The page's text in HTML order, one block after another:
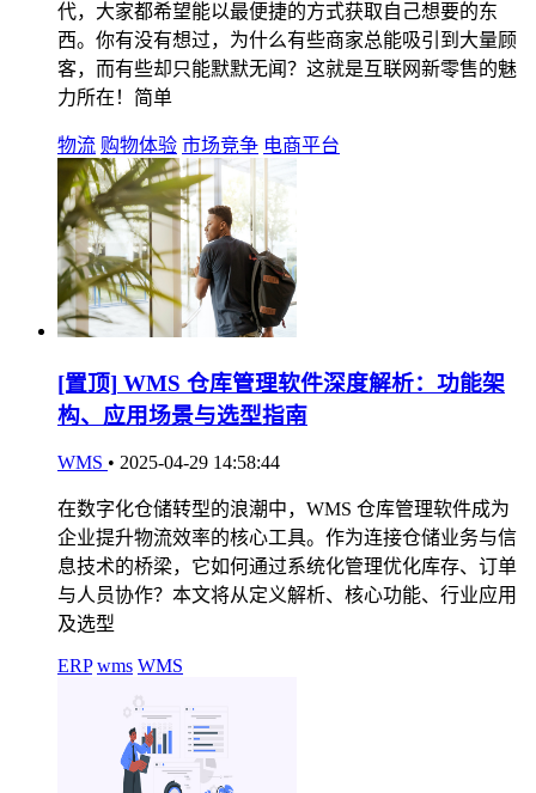
代，大家都希望能以最便捷的方式获取自己想要的东
西。你有没有想过，为什么有些商家总能吸引到大量顾
客，而有些却只能默默无闻？这就是互联网新零售的魅
力所在！简单
物流 购物体验 市场竞争 电商平台
[置顶] WMS 仓库管理软件深度解析：功能架
构、应用场景与选型指南
WMS • 2025-04-29 14:58:44
在数字化仓储转型的浪潮中，WMS 仓库管理软件成为
企业提升物流效率的核心工具。作为连接仓储业务与信
息技术的桥梁，它如何通过系统化管理优化库存、订单
与人员协作？本文将从定义解析、核心功能、行业应用
及选型
ERP wms WMS